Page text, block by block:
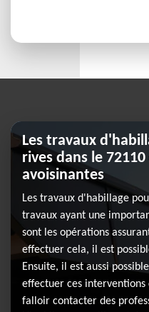
Les travaux
rives dans le
avoisinantes
Les travaux d'habillage
travaux ayant une
sont les opérations
effectuer cela, il est
Ensuite, il est aussi
effectuer ces interventions
falloir contacter des